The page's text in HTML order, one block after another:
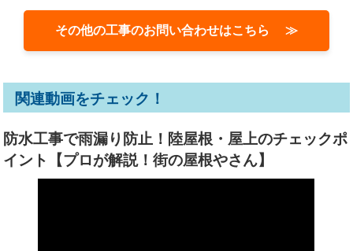
その他の工事のお問い合わせはこちら ≫
関連動画をチェック！
防水工事で雨漏り防止！陸屋根・屋上のチェックポ
イント【プロが解説！街の屋根やさん】